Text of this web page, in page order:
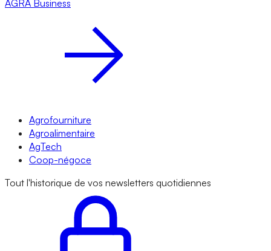
AGRA Business
Agrofourniture
Agroalimentaire
AgTech
Coop-négoce
Tout l'historique de vos newsletters quotidiennes